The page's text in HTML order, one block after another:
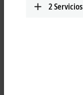
2Servicios